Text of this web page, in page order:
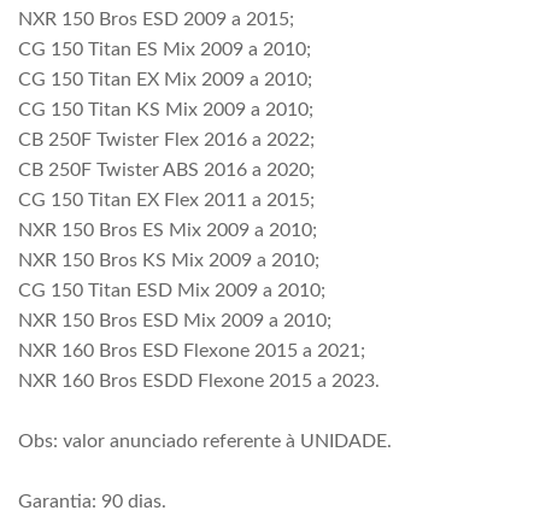
NXR 150 Bros ESD 2009 a 2015;
CG 150 Titan ES Mix 2009 a 2010;
CG 150 Titan EX Mix 2009 a 2010;
CG 150 Titan KS Mix 2009 a 2010;
CB 250F Twister Flex 2016 a 2022;
CB 250F Twister ABS 2016 a 2020;
CG 150 Titan EX Flex 2011 a 2015;
NXR 150 Bros ES Mix 2009 a 2010;
NXR 150 Bros KS Mix 2009 a 2010;
CG 150 Titan ESD Mix 2009 a 2010;
NXR 150 Bros ESD Mix 2009 a 2010;
NXR 160 Bros ESD Flexone 2015 a 2021;
NXR 160 Bros ESDD Flexone 2015 a 2023.
Obs: valor anunciado referente à UNIDADE.
Garantia: 90 dias.